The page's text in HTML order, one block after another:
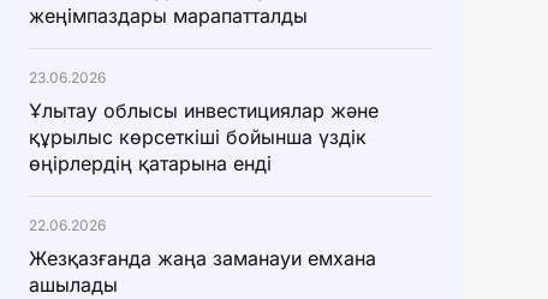
жеңімпаздары марапатталды
23.06.2026
Ұлытау облысы инвестициялар және
құрылыс көрсеткіші бойынша үздік
өңірлердің қатарына енді
22.06.2026
Жезқазғанда жаңа заманауи емхана
ашылады